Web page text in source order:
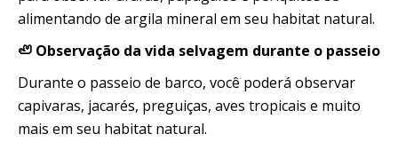
alimentando de argila mineral em seu habitat natural.
🦥 Observação da vida selvagem durante o passeio
Durante o passeio de barco, você poderá observar
capivaras, jacarés, preguiças, aves tropicais e muito
mais em seu habitat natural.